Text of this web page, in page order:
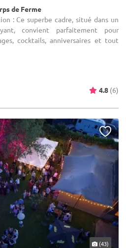
de Ferme
: Ce superbe cadre, situé dans un
convient parfaitement pour
cocktails, anniversaires et tout
4.8 (6)
(43)